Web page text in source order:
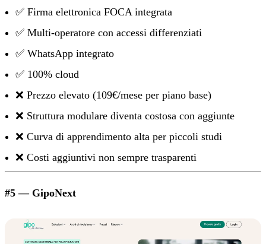
✅ Firma elettronica FOCA integrata
✅ Multi-operatore con accessi differenziati
✅ WhatsApp integrato
✅ 100% cloud
❌ Prezzo elevato (109€/mese per piano base)
❌ Struttura modulare diventa costosa con aggiunte
❌ Curva di apprendimento alta per piccoli studi
❌ Costi aggiuntivi non sempre trasparenti
#5 — GipoNext